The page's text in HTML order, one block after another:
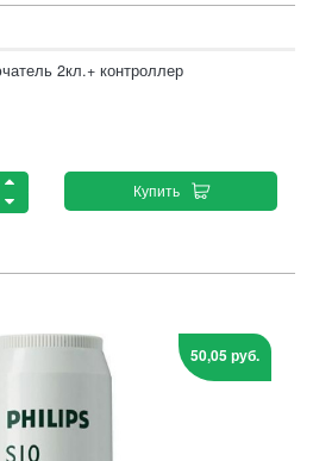
2кл.+ контроллер
Купить
50,05 руб.